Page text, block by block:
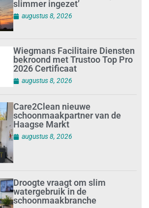
slimmer ingezet’
augustus 8, 2026
Wiegmans Facilitaire Diensten
bekroond met Trustoo Top Pro
2026 Certificaat
augustus 8, 2026
Care2Clean nieuwe
schoonmaakpartner van de
Haagse Markt
augustus 8, 2026
Droogte vraagt om slim
watergebruik in de
schoonmaakbranche